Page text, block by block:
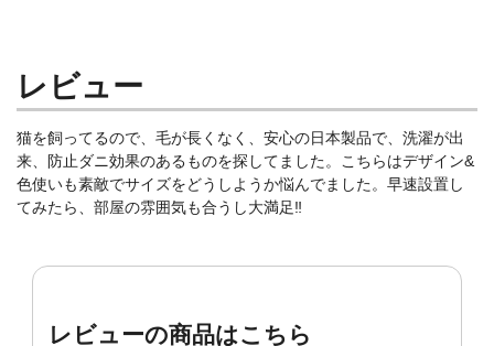
レビュー
猫を飼ってるので、毛が長くなく、安心の日本製品で、洗濯が出
来、防止ダニ効果のあるものを探してました。こちらはデザイン&
色使いも素敵でサイズをどうしようか悩んでました。早速設置し
てみたら、部屋の雰囲気も合うし大満足‼️
レビューの商品はこちら